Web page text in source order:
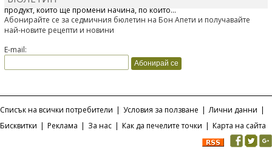
продукт, който ще промени начина, по който...
Абонирайте се за седмичния бюлетин на Бон Апети и получавайте
най-новите рецепти и новини
E-mail:
Списък на всички потребители | Условия за ползване | Лични данни |
Бисквитки | Реклама | За нас | Как да печелите точки | Карта на сайта